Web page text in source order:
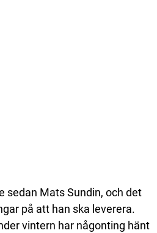
sedan Mats Sundin, och det
på att han ska leverera.
vintern har någonting hänt